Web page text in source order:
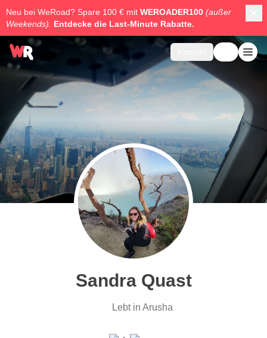
Neu bei WeRoad? Spare 100 € mit WEROADER100 (außer
Weekends).
Entdecke die Last-Minute Rabatte.
Sandra Quast
Lebt in Arusha